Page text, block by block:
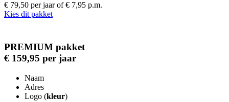
€ 79,50 per jaar of € 7,95 p.m.
Kies dit pakket
PREMIUM pakket
€ 159,95 per jaar
Naam
Adres
Logo (kleur)